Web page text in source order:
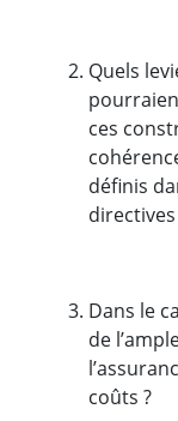
Quels
ces
définis
Dans le
de
coûts ?